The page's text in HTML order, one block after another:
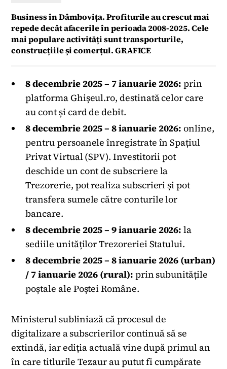
Business în Dâmbovița. Profiturile au crescut mai
repede decât afacerile în perioada 2008-2025. Cele
mai populare activități sunt transporturile,
construcțiile și comerțul. GRAFICE
8 decembrie 2025 – 7 ianuarie 2026: prin
platforma Ghișeul.ro, destinată celor care
au cont și card de debit.
8 decembrie 2025 – 8 ianuarie 2026: online,
pentru persoanele înregistrate în Spațiul
Privat Virtual (SPV). Investitorii pot
deschide un cont de subscriere la
Trezorerie, pot realiza subscrieri și pot
transfera sumele către conturile lor
bancare.
8 decembrie 2025 – 9 ianuarie 2026: la
sediile unităților Trezoreriei Statului.
8 decembrie 2025 – 8 ianuarie 2026 (urban)
/ 7 ianuarie 2026 (rural): prin subunitățile
poștale ale Poștei Române.
Ministerul subliniază că procesul de
digitalizare a subscrierilor continuă să se
extindă, iar ediția actuală vine după primul an
în care titlurile Tezaur au putut fi cumpărate